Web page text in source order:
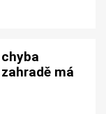
má